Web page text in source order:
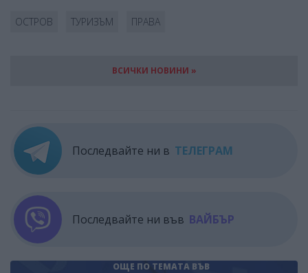
ОСТРОВ ТУРИЗЪМ ПРАВА
ВСИЧКИ НОВИНИ »
Последвайте ни в ТЕЛЕГРАМ
Последвайте ни във ВАЙБЪР
ОЩЕ ПО ТЕМАТА ВЪВ